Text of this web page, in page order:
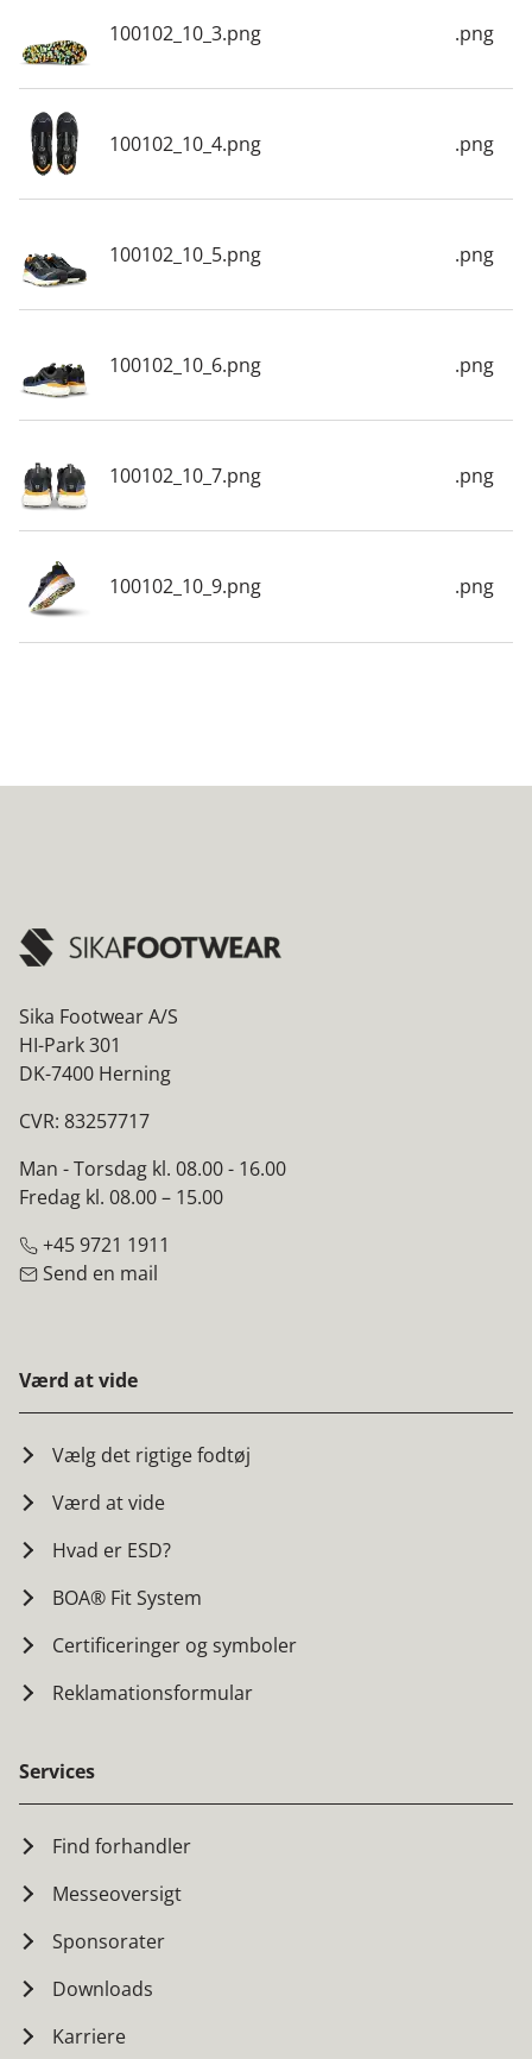
100102_10_3.png .png
100102_10_4.png .png
100102_10_5.png .png
100102_10_6.png .png
100102_10_7.png .png
100102_10_9.png .png
Sika Footwear A/S
HI-Park 301
DK-7400 Herning
CVR: 83257717
Man - Torsdag kl. 08.00 - 16.00
Fredag kl. 08.00 – 15.00
+45 9721 1911
Send en mail
Værd at vide
Vælg det rigtige fodtøj
Værd at vide
Hvad er ESD?
BOA® Fit System
Certificeringer og symboler
Reklamationsformular
Services
Find forhandler
Messeoversigt
Sponsorater
Downloads
Karriere